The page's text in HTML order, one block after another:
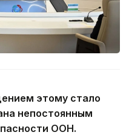
этому стало
непостоянным
ООН.